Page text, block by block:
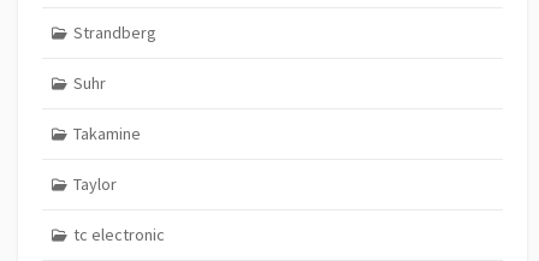
Strandberg
Suhr
Takamine
Taylor
tc electronic